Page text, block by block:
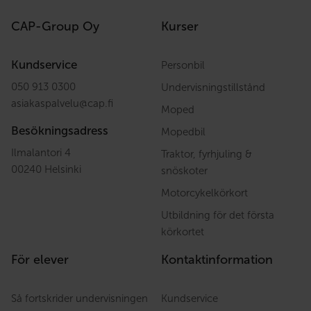
CAP-Group Oy
Kundservice
050 913 0300
asiakaspalvelu@cap.fi
Besökningsadress
Ilmalantori 4
00240 Helsinki
Kurser
Personbil
Undervisningstillstånd
Moped
Mopedbil
Traktor, fyrhjuling &
snöskoter
Motorcykelkörkort
Utbildning för det första
körkortet
För elever
Så fortskrider undervisningen
Kontaktinformation
Kundservice